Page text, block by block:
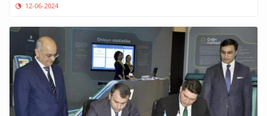
12-06-2024